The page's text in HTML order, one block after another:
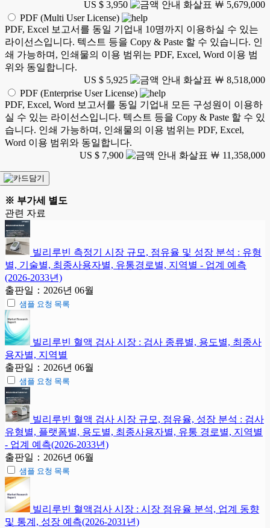
US $ 3,950
￦ 5,679,000
PDF (Multi User License)
PDF, Excel 보고서를 동일 기업내 10명까지 이용하실 수 있는
라이선스입니다. 텍스트 등을 Copy & Paste 할 수 있습니다. 인
쇄 가능하며, 인쇄물의 이용 범위는 PDF, Excel, Word 이용 범
위와 동일합니다.
US $ 5,925
￦ 8,518,000
PDF (Enterprise User License)
PDF, Excel, Word 보고서를 동일 기업내 모든 구성원이 이용하
실 수 있는 라이선스입니다. 텍스트 등을 Copy & Paste 할 수 있
습니다. 인쇄 가능하며, 인쇄물의 이용 범위는 PDF, Excel,
Word 이용 범위와 동일합니다.
US $ 7,900
￦ 11,358,000
※ 부가세 별도
관련 자료
빌리루빈 측정기 시장 규모, 점유율 및 성장 분석 : 유형
별, 기술별, 최종사용자별, 유통경로별, 지역별 - 업계 예측
(2026-2033년)
출판일：2026년 06월
샘플 요청 목록
빌리루빈 혈액 검사 시장 : 검사 종류별, 용도별, 최종사
용자별, 지역별
출판일：2026년 06월
샘플 요청 목록
빌리루빈 혈액 검사 시장 규모, 점유율, 성장 분석 : 검사
유형별, 플랫폼별, 용도별, 최종사용자별, 유통 경로별, 지역별
- 업계 예측(2026-2033년)
출판일：2026년 06월
샘플 요청 목록
빌리루빈 혈액검사 시장 : 시장 점유율 분석, 업계 동향
및 통계, 성장 예측(2026-2031년)